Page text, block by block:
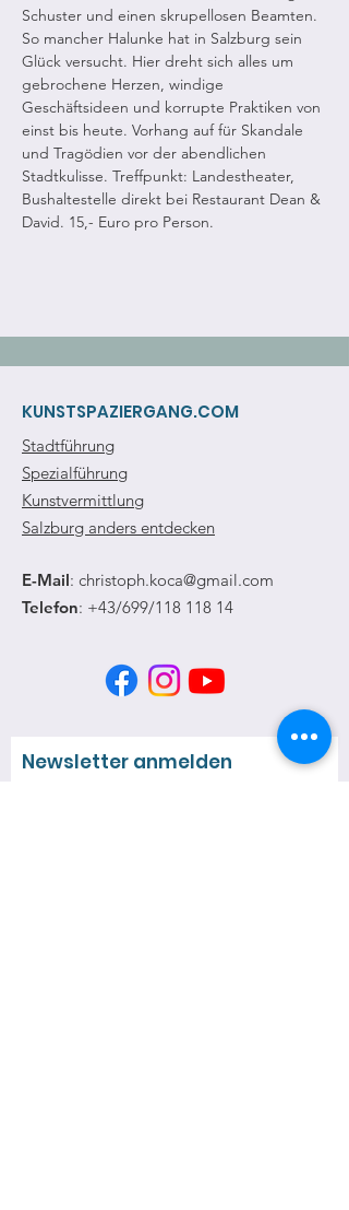
Schuster und einen skrupellosen Beamten.
So mancher Halunke hat in Salzburg sein
Glück versucht. Hier dreht sich alles um
gebrochene Herzen, windige
Geschäftsideen und korrupte Praktiken von
einst bis heute. Vorhang auf für Skandale
und Tragödien vor der abendlichen
Stadtkulisse. Treffpunkt: Landestheater,
Bushaltestelle direkt bei Restaurant Dean &
David. 15,- Euro pro Person.
KUNSTSPAZIERGANG.COM
Stadtführung
Spezialführung
Kunstvermittlung
Salzburg anders entdecken
E-Mail: christoph.koca@gmail.com
Telefon: +43/699/118 118 14
Newsletter anmelden